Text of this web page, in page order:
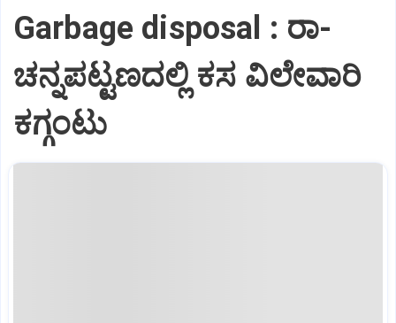
Garbage disposal : ರಾ-
ಚನ್ನಪಟ್ಟಣದಲ್ಲಿ ಕಸ ವಿಲೇವಾರಿ
ಕಗ್ಗಂಟು